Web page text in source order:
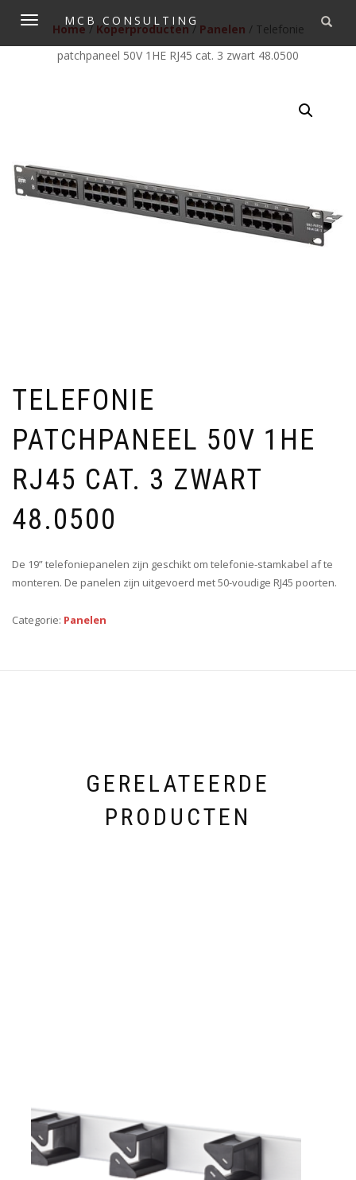
MCB CONSULTING
SCHAKELHome/ Koperproducten/ Panelen / Telefonie
patchpaneel 50V 1HE RJ45 cat. 3 zwart 48.0500
TELEFONIE
PATCHPANEEL 50V 1HE
RJ45 CAT. 3 ZWART
48.0500
De 19” telefoniepanelen zijn geschikt om telefonie-stamkabel af te
monteren. De panelen zijn uitgevoerd met 50-voudige RJ45 poorten.
Categorie: Panelen
GERELATEERDE
PRODUCTEN